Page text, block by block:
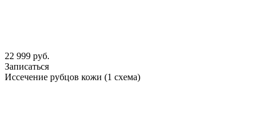
22 999 руб.
Записаться
Иссечение рубцов кожи (1 схема)